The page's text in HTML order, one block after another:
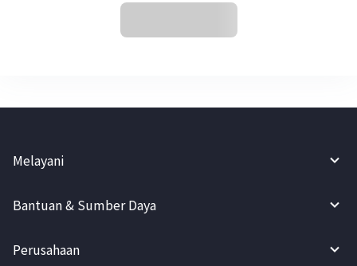
Melayani
Bantuan & Sumber Daya
Perusahaan